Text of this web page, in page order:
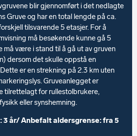
blir gjennomført i det nedlagte
Gruve og har en total lengde på ca.
tilsvarende 5 etasjer. For å
må besøkende kunne gå 5
må være i stand til å gå ut av gruven
dersom det skulle oppstå en
er en strekning på 2.3 km uten
Gruveanlegget er
tilrettelagt for rullestolbrukere,
eller synshemning.
3 år/ Anbefalt aldersgrense: fra 5